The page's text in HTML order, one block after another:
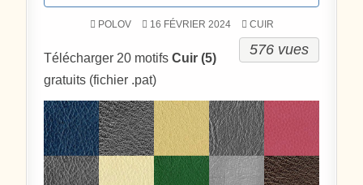
POLOV 16 FÉVRIER 2024 POSTÉ DANS
CUIR
576 vues
Télécharger 20 motifsCuir (5)
gratuits (fichier .pat)